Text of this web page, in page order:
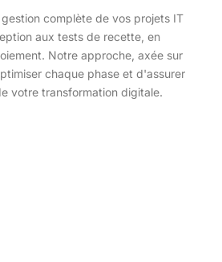
complète de vos projets IT
aux tests de recette, en
Notre approche, axée sur
chaque phase et d'assurer
votre transformation digitale.